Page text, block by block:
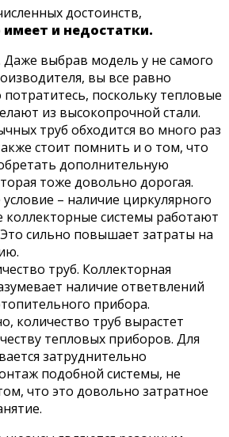
достоинств,
и недостатки.
Даже выбрав модель у не самого
вы все равно
поскольку тепловые
из высокопрочной стали.
труб обходится во много раз
стоит помнить и о том, что
дополнительную
тоже довольно дорогая.
– наличие циркулярного
коллекторные системы работают
сильно повышает затраты на
труб. Коллекторная
наличие ответвлений
прибора.
количество труб вырастет
тепловых приборов. Для
затруднительно
подобной системы, не
что это довольно затратное